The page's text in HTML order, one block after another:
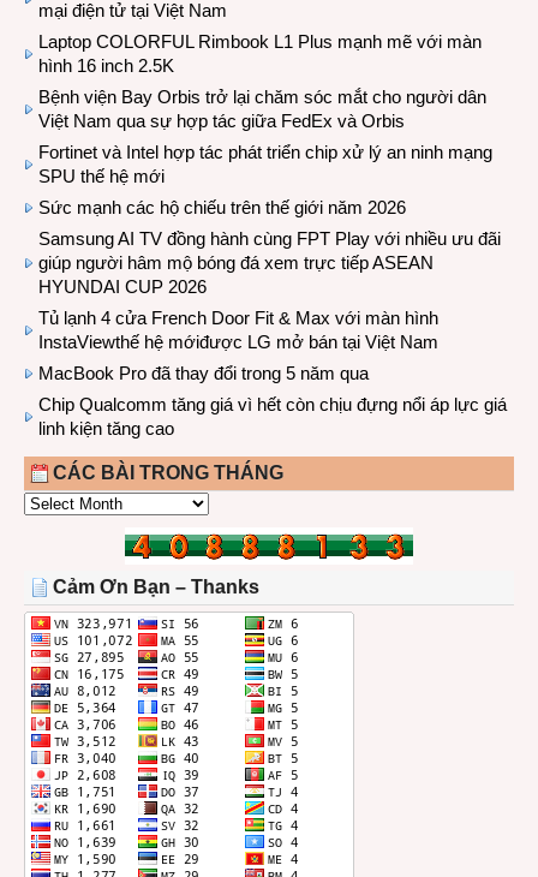
mại điện tử tại Việt Nam
Laptop COLORFUL Rimbook L1 Plus mạnh mẽ với màn
hình 16 inch 2.5K
Bệnh viện Bay Orbis trở lại chăm sóc mắt cho người dân
Việt Nam qua sự hợp tác giữa FedEx và Orbis
Fortinet và Intel hợp tác phát triển chip xử lý an ninh mạng
SPU thế hệ mới
Sức mạnh các hộ chiếu trên thế giới năm 2026
Samsung AI TV đồng hành cùng FPT Play với nhiều ưu đãi
giúp người hâm mộ bóng đá xem trực tiếp ASEAN
HYUNDAI CUP 2026
Tủ lạnh 4 cửa French Door Fit & Max với màn hình
InstaViewthế hệ mớiđược LG mở bán tại Việt Nam
MacBook Pro đã thay đổi trong 5 năm qua
Chip Qualcomm tăng giá vì hết còn chịu đựng nổi áp lực giá
linh kiện tăng cao
CÁC BÀI TRONG THÁNG
CÁC
THÁNG
Cảm Ơn Bạn – Thanks